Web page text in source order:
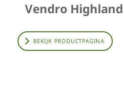
Vendro Highland
BEKIJK PRODUCTPAGINA